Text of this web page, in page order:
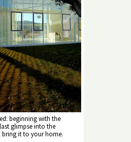
beginning with the
glimpse into the
it to your home.